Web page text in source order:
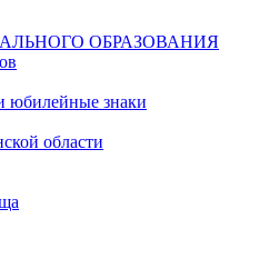
ОБРАЗОВАНИЯ
юбилейные знаки
области